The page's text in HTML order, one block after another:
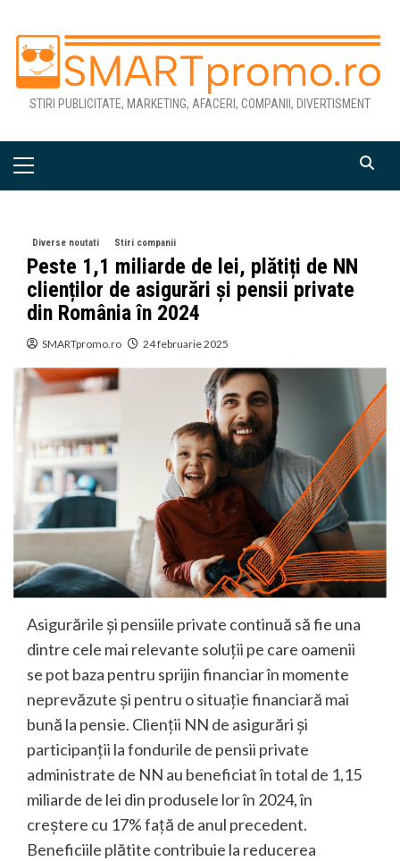
content
STIRI PUBLICITATE, MARKETING, AFACERI, COMPANII, DIVERTISMENT
Primary
Diverse noutati Stiri companii
Peste 1,1 miliarde de lei, plătiți de NN
clienților de asigurări și pensii private
din România în 2024
SMARTpromo.ro 24 februarie 2025
Asigurările și pensiile private continuă să fie una
dintre cele mai relevante soluții pe care oamenii
se pot baza pentru sprijin financiar în momente
neprevăzute și pentru o situație financiară mai
bună la pensie. Clienții NN de asigurări și
participanții la fondurile de pensii private
administrate de NN au beneficiat în total de 1,15
miliarde de lei din produsele lor în 2024, în
creștere cu 17% față de anul precedent.
Beneficiile plătite contribuie la reducerea